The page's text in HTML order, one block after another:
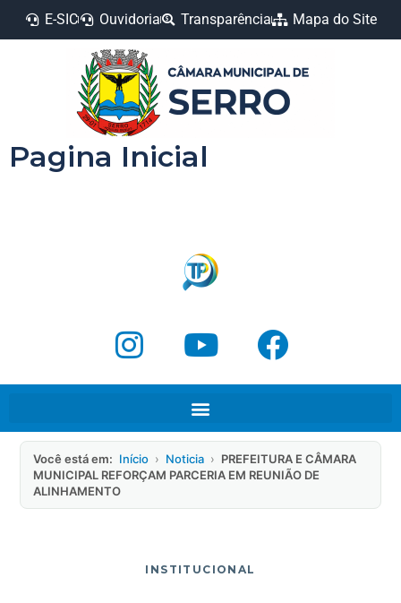
E-SIC Ouvidoria Transparência Mapa do Site
Pagina Inicial
Você está em: Início › Noticia › PREFEITURA E CÂMARA
MUNICIPAL REFORÇAM PARCERIA EM REUNIÃO DE
ALINHAMENTO
INSTITUCIONAL